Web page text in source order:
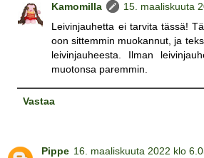
Kamomilla
15. maaliskuuta
Leivinjauhetta ei tarvita tässä!
oon sittemmin muokannut, ja
leivinjauheesta. Ilman
muotonsa paremmin.
Vastaa
Pippe 16. maaliskuuta 2022 klo